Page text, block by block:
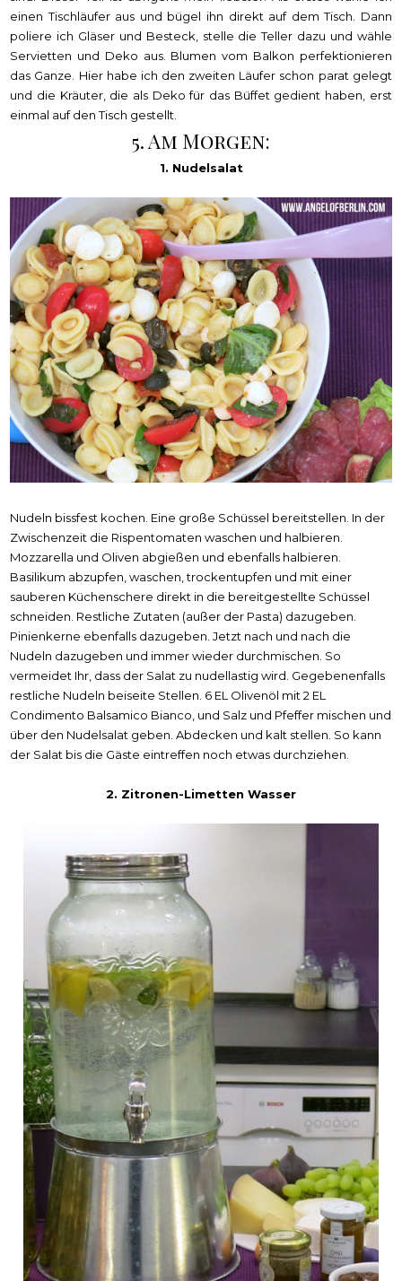
einen Tischläufer aus und bügel ihn direkt auf dem Tisch. Dann
poliere ich Gläser und Besteck, stelle die Teller dazu und wähle
Servietten und Deko aus. Blumen vom Balkon perfektionieren
das Ganze. Hier habe ich den zweiten Läufer schon parat gelegt
und die Kräuter, die als Deko für das Büffet gedient haben, erst
einmal auf den Tisch gestellt.
5. Am Morgen:
1. Nudelsalat
Nudeln bissfest kochen. Eine große Schüssel bereitstellen. In der
Zwischenzeit die Rispentomaten waschen und halbieren.
Mozzarella und Oliven abgießen und ebenfalls halbieren.
Basilikum abzupfen, waschen, trockentupfen und mit einer
sauberen Küchenschere direkt in die bereitgestellte Schüssel
schneiden. Restliche Zutaten (außer der Pasta) dazugeben.
Pinienkerne ebenfalls dazugeben. Jetzt nach und nach die
Nudeln dazugeben und immer wieder durchmischen. So
vermeidet Ihr, dass der Salat zu nudellastig wird. Gegebenenfalls
restliche Nudeln beiseite Stellen. 6 EL Olivenöl mit2 EL
Condimento Balsamico Bianco, und Salz und Pfeffer mischen und
über den Nudelsalat geben. Abdecken und kalt stellen. So kann
der Salat bis die Gäste eintreffen noch etwas durchziehen.
2. Zitronen-Limetten Wasser